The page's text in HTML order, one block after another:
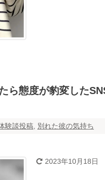
ら態度が豹変した
験談投稿 別れた彼の気持ち
2023年10月18日